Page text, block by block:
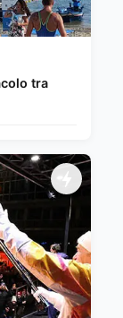
tra